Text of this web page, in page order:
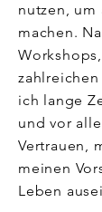
nutzen, um
machen.
ich lange
und vor
Vertrauen,
meinen
Leben